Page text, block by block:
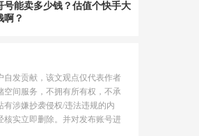
号能卖多少钱？估值个快手大
啊？
自发贡献，该文观点仅代表作者
空间服务，不拥有所有权，不承
涉嫌抄袭侵权/违法违规的内
核实立即删除。并对发布账号进